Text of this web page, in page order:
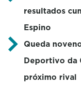
resultados
Espino
Queda
Deportivo da
próximo rival